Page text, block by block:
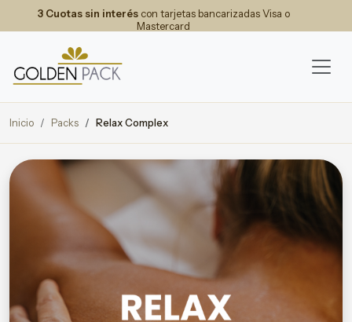
3 Cuotas sin interéscon tarjetas bancarizadas Visa o
Mastercard
Inicio Packs Relax Complex